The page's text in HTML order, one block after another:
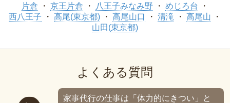
片倉
京王片倉 八王子みなみ野
めじろ台
西八王子
高尾(東京都) 高尾山口 清滝
高尾山
山田(東京都)
よくある質問
家事代行の仕事は「体力的にきつい」と